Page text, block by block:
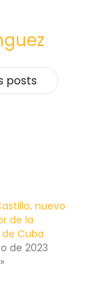
posts
nuevo
de la
Cuba
de 2023